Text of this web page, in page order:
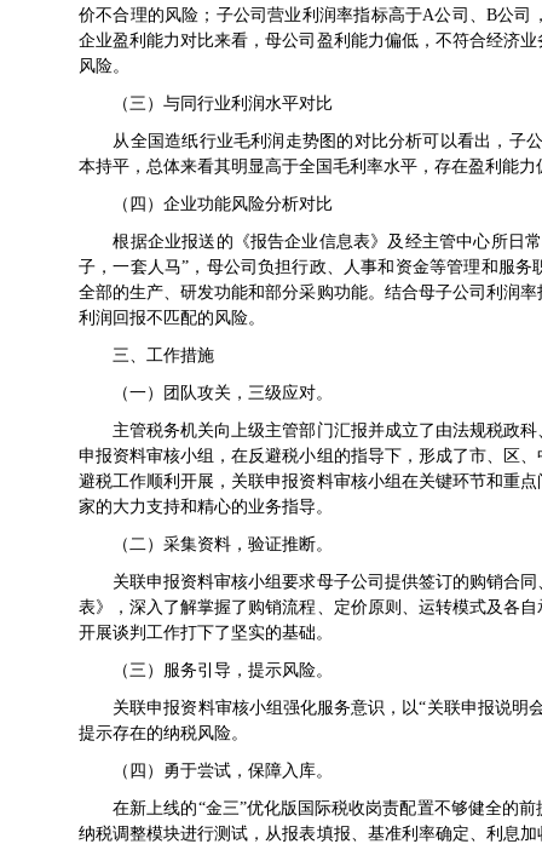
价不合理的风险；子公司营业利润率指标高于A公司、B公
企业盈利能力对比来看，母公司盈利能力偏低，不符合经济
风险。
（三）与同行业利润水平对比
从全国造纸行业毛利润走势图的对比分析可以看出，子公
本持平，总体来看其明显高于全国毛利率水平，存在盈利能
（四）企业功能风险分析对比
根据企业报送的《报告企业信息表》及经主管中心所日常
子，一套人马”，母公司负担行政、人事和资金等管理和服
全部的生产、研发功能和部分采购功能。结合母子公司利润
利润回报不匹配的风险。
三、工作措施
（一）团队攻关，三级应对。
主管税务机关向上级主管部门汇报并成立了由法规税政科
申报资料审核小组，在反避税小组的指导下，形成了市、区
避税工作顺利开展，关联申报资料审核小组在关键环节和重
家的大力支持和精心的业务指导。
（二）采集资料，验证推断。
关联申报资料审核小组要求母子公司提供签订的购销合同
表》，深入了解掌握了购销流程、定价原则、运转模式及各
开展谈判工作打下了坚实的基础。
（三）服务引导，提示风险。
关联申报资料审核小组强化服务意识，以“关联申报说明
提示存在的纳税风险。
（四）勇于尝试，保障入库。
在新上线的“金三”优化版国际税收岗责配置不够健全的前
纳税调整模块进行测试，从报表填报、基准利率确定、利息